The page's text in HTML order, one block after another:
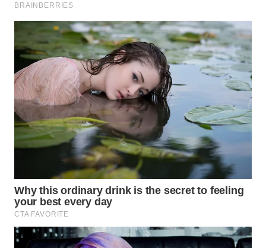
TOBA
WN
NIAS
WN
LANGKAT
WN
TAPANULI
WN
TANJUNG
LESUNG
WN